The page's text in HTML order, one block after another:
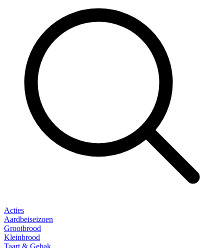
Acties
Aardbeiseizoen
Grootbrood
Kleinbrood
Taart & Gebak